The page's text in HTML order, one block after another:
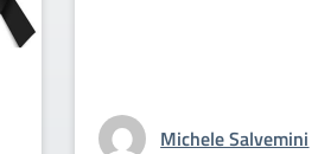
Michele Salvemini